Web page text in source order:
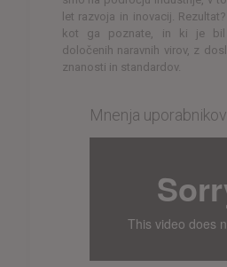
let razvoja in inovacij.
kot ga poznate, in ki je bil
določenih naravnih virov, z
znanosti in standardov.
Mnenja uporabnikov